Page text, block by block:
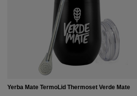
Yerba Mate TermoLid Thermoset Verde Mate